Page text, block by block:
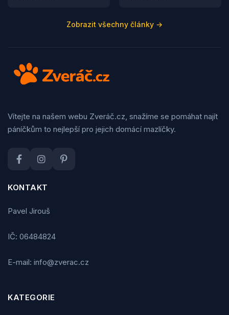
Zobrazit všechny články →
Vítejte na našem webu Zveráč.cz, snažíme se pomáhat najít
páníčkům to nejlepší pro jejich domácí mazlíčky.
KONTAKT
Pavel Jirouš
IČ: 06484824
E-mail: info@zverac.cz
KATEGORIE